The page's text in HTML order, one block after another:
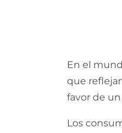
En el
que
favor de
Los